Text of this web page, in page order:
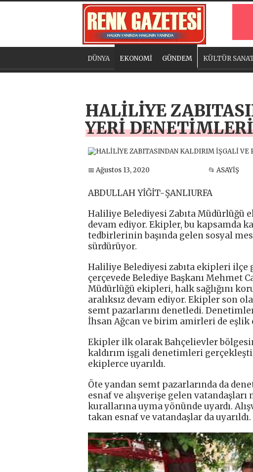
DÜNYA EKONOMİ GÜNDEM KÜLTÜR
HALİLİYE
YERİ DENETİMLERİ
📅 Ağustos 13, 2020 📂 ASAYİŞ
ABDULLAH YİĞİT-ŞANLIURFA
Haliliye Belediyesi Zabıta
devam ediyor. Ekipler, bu kapsamda
tedbirlerinin başında gelen sosyal
sürdürüyor.
Haliliye Belediyesi zabıta ekipleri
çerçevede Belediye Başkanı Mehmet
Müdürlüğü ekipleri, halk sağlığını
aralıksız devam ediyor. Ekipler son
semt pazarlarını denetledi.
İhsan Ağcan ve birim amirleri de eşlik
Ekipler ilk olarak Bahçelievler
kaldırım işgali denetimleri
ekiplerce uyarıldı.
Öte yandan semt pazarlarında da
esnaf ve alışverişe gelen
kurallarına uyma yönünde uyardı.
takan esnaf ve vatandaşlar da uyarıldı.